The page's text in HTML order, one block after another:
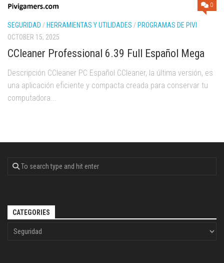
0
SEGURIDAD / HERRAMIENTAS Y UTILIDADES / PROGRAMAS DE PIVI
OCTOBER 15, 2025
CCleaner Professional 6.39 Full Español Mega
Descripción CCleaner PC Español CCleaner, la última versión, es
una aplicación eficiente y compacta creada para conservar tu
computadora...
CATEGORIES